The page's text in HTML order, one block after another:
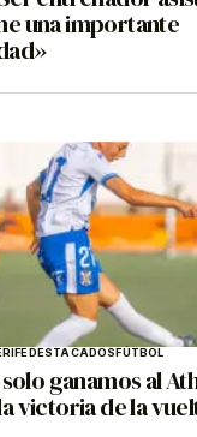
una importante
DESTACADOSFÚTBOL
ganamos al
victoria de la